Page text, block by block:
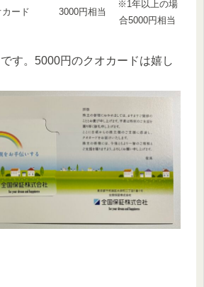
カード 3000円相当
※1年以上の場
合5000円相当
す。5000円のクオカードは嬉し